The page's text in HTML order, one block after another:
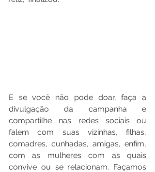
E se você não pode doar, faça a
divulgação da campanha e
compartilhe nas redes sociais ou
falem com suas vizinhas, filhas,
comadres, cunhadas, amigas, enfim,
com as mulheres com as quais
convive ou se relacionam. Façamos